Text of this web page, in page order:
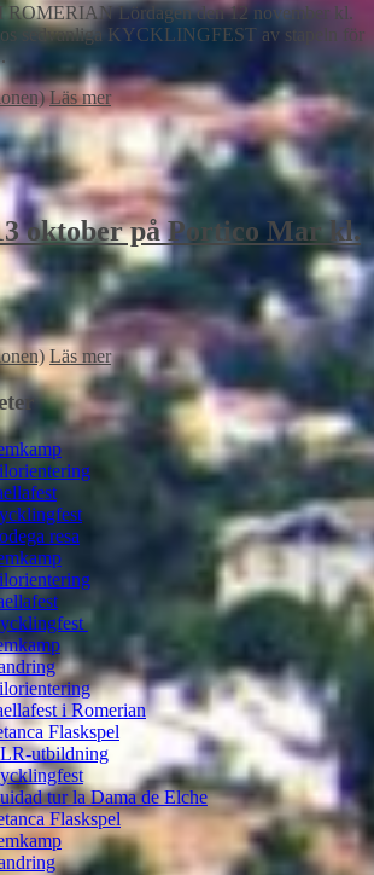
Lördagen den 12 november kl.
sedvanliga KYCKLINGFEST av stapeln för
Läs mer
oktober på Portico Mar kl.
Läs mer
resa
i Romerian
Flaskspel
utbildning
tur la Dama de Elche
Flaskspel